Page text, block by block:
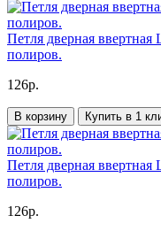
Петля дверная
полиров.
126р.
В корзину Купить в 1
Петля дверная
полиров.
126р.